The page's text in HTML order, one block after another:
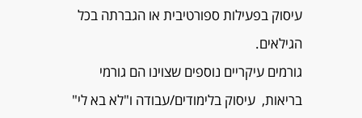
עיסוק בפעילות ספורטיבית או הגברתה בכל
הגילאים.
גורמים עיקריים נוספים שצוינו הם גורמי
בריאות, עיסוק בלימודים/עבודה ו"לא בא לי"